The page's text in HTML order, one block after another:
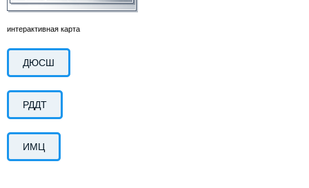
интерактивная карта
ДЮСШ
РДДТ
ИМЦ